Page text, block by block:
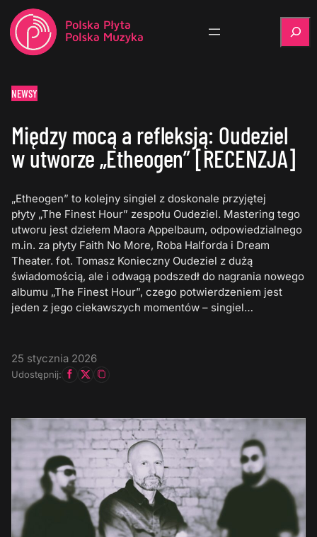
NEWSY
Między mocą a refleksją: Oudeziel
w utworze „Etheogen” [RECENZJA]
„Etheogen” to kolejny singiel z doskonale przyjętej
płyty „The Finest Hour” zespołu Oudeziel. Mastering tego
utworu jest dziełem Maora Appelbaum, odpowiedzialnego
m.in. za płyty Faith No More, Roba Halforda i Dream
Theater. fot. Tomasz Konieczny Oudeziel z dużą
świadomością, ale i odwagą podszedł do nagrania nowego
albumu „The Finest Hour”, czego potwierdzeniem jest
jeden z jego ciekawszych momentów – singiel…
25 stycznia 2026
Udostępnij: